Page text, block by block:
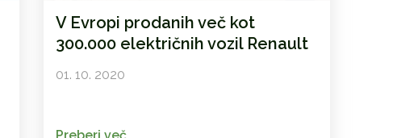
V Evropi prodanih več kot
300.000 električnih vozil Renault
01. 10. 2020